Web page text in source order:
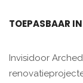
TOEPASBAAR
Invisidoor